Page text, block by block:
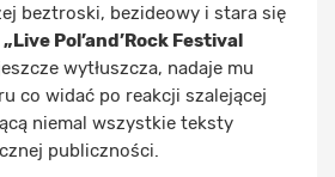
beztroski, bezideowy i stara się
„Live Pol’and’Rock Festival
wytłuszcza, nadaje mu
co widać po reakcji szalejącej
niemal wszystkie teksty
publiczności.